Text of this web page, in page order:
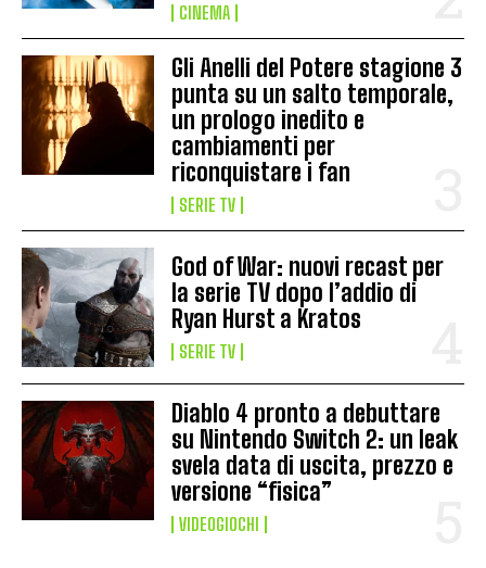
CINEMA
Gli Anelli del Potere stagione 3
punta su un salto temporale,
un prologo inedito e
cambiamenti per
riconquistare i fan
SERIE TV
God of War: nuovi recast per
la serie TV dopo l’addio di
Ryan Hurst a Kratos
SERIE TV
Diablo 4 pronto a debuttare
su Nintendo Switch 2: un leak
svela data di uscita, prezzo e
versione “fisica”
VIDEOGIOCHI